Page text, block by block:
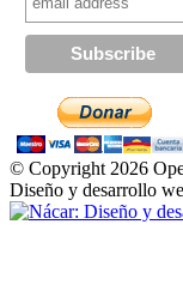
© Copyright 2026
Diseño y desarrollo